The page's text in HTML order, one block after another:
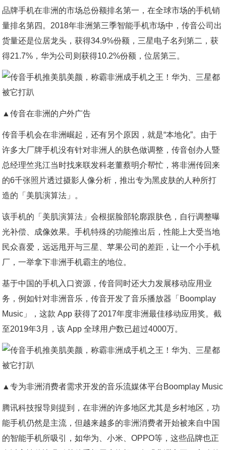
品牌手机在非洲的市场总份额排名第一，在全球市场的手机销
量排名第四。2018年非洲第三季智能手机市场中，传音公司出
货量还是位居龙头，获得34.9%份额，三星电子名列第二，获
得21.7%，华为公司则获得10.2%份额，位居第三。
▲传音在非洲的户外广告
传音手机会在非洲崛起，还有另个原因，就是“本地化”。由于
许多大厂牌手机没有针对非洲人的肤色做调整，传音创办人暨
总经理竺兆江当时找来联发科老董蔡明介帮忙，将非洲传回来
的6千张照片透过摄影人像分析，推出专为黑皮肤的人种所打
造的「美肌演算法」。
该手机的「美肌演算法」会根据脸部轮廓跟肤色，自行调整曝
光补偿、成像效果。手机特殊的功能推出后，性能上大受当地
民众喜爱，远远甩开与三星、苹果公司的差距，让一个小手机
厂，一举拿下非洲手机霸主的地位。
基于中国的手机入口资源，传音同时还大力发展移动应用业
务，例如针对非洲音乐，传音开发了音乐播放器「Boomplay
Music」，这款 App 获得了2017年度非洲最佳移动应用奖。截
至2019年3月，该 App 全球用户数已超过4000万。
▲专为非洲消费者需求开发的音乐流媒体平台Boomplay Music
腾讯科技报导则提到，在非洲的许多地区尤其是乡村地区，功
能手机仍然是主流，但越来越多的非洲消费者开始被来自中国
的智能手机所吸引，如华为、小米、OPPO等，这些品牌也正